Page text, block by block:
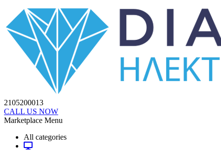
2105200013
CALL US NOW
Marketplace Menu
All categories